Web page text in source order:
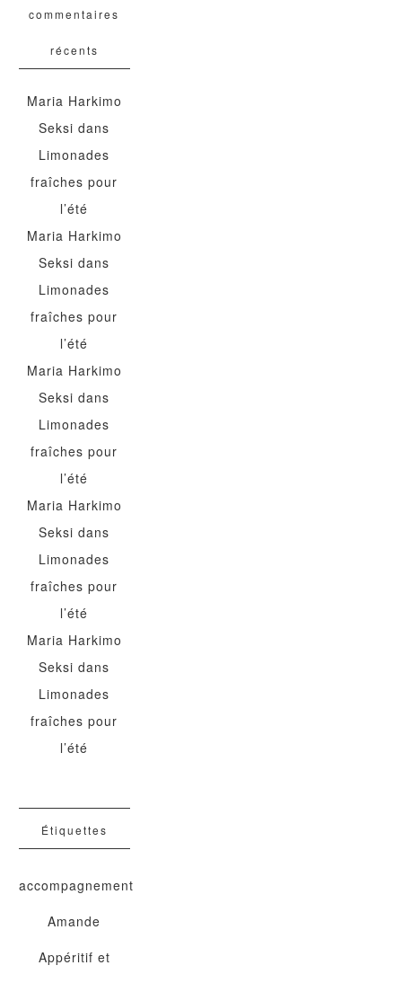
commentaires
récents
Maria Harkimo
Seksi dans
Limonades
fraîches pour
l’été
Maria Harkimo
Seksi dans
Limonades
fraîches pour
l’été
Maria Harkimo
Seksi dans
Limonades
fraîches pour
l’été
Maria Harkimo
Seksi dans
Limonades
fraîches pour
l’été
Maria Harkimo
Seksi dans
Limonades
fraîches pour
l’été
Étiquettes
accompagnement
Amande
Appéritif et